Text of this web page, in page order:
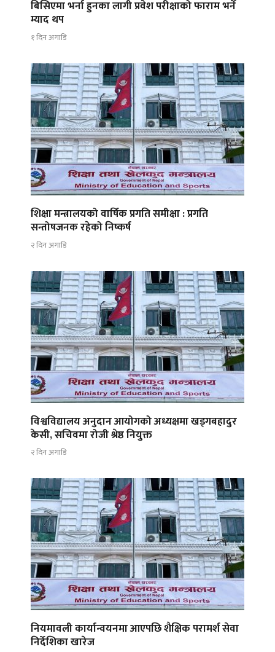
बिसिएमा भर्ना हुनका लागी प्रवेश परीक्षाको फाराम भर्ने
म्याद थप
१ दिन अगाडि
शिक्षा मन्त्रालयको वार्षिक प्रगति समीक्षा : प्रगति
सन्तोषजनक रहेको निष्कर्ष
२ दिन अगाडि
विश्वविद्यालय अनुदान आयोगको अध्यक्षमा खड्गबहादुर
केसी, सचिवमा रोजी श्रेष्ठ नियुक्त
२ दिन अगाडि
नियमावली कार्यान्वयनमा आएपछि शैक्षिक परामर्श सेवा
निर्देशिका खारेज